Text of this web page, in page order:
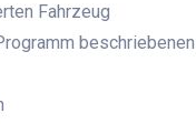
Fahrzeug
beschriebenen